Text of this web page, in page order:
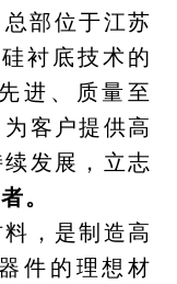
部位于江苏
衬底技术的
进、质量至
客户提供高
发展，立志
。
，是制造高
件的理想材